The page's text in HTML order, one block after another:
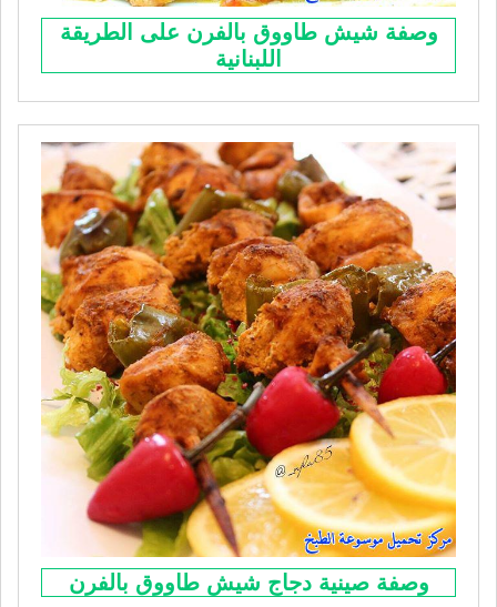
وصفة شيش طاووق بالفرن على الطريقة
اللبنانية
وصفة صينية دجاج شيش طاووق بالفرن